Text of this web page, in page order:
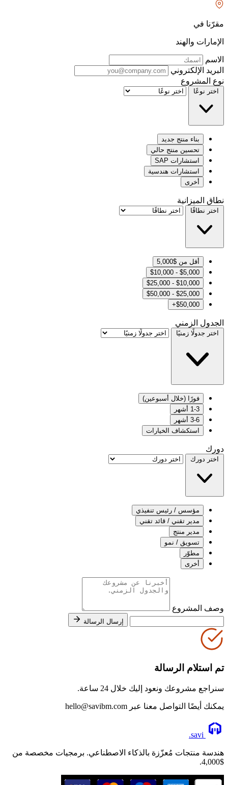
مقرّنا في
الإمارات والهند
الاسم
البريد الإلكتروني
نوع المشروع
اختر نوعًا
بناء منتج جديد
تحسين منتج حالي
استشارات SAP
استشارات هندسية
أخرى
نطاق الميزانية
اختر نطاقًا
أقل من $5,000
$5,000 - $10,000
$10,000 - $25,000
$25,000 - $50,000
$50,000+
الجدول الزمني
اختر جدولًا زمنيًا
فورًا (خلال أسبوعين)
1-3 أشهر
3-6 أشهر
استكشاف الخيارات
دورك
اختر دورك
مؤسس / رئيس تنفيذي
مدير تقني / قائد تقني
مدير منتج
تسويق / نمو
مطوّر
أخرى
وصف المشروع
إرسال الرسالة
تم استلام الرسالة
سنراجع مشروعك ونعود إليك خلال 24 ساعة.
يمكنك أيضًا التواصل معنا عبر hello@savibm.com
savi
.
هندسة منتجات مُعزّزة بالذكاء الاصطناعي. برمجيات مخصصة من
$4,000.